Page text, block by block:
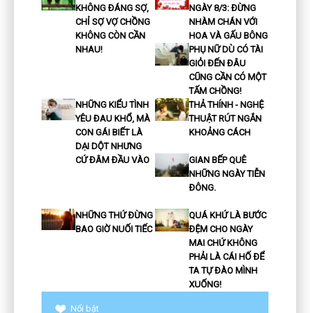
KHÔNG ĐÁNG SỢ,
CHỈ SỢ VỢ CHỒNG
KHÔNG CÒN CẦN
NHAU!
NGÀY 8/3: ĐỪNG
NHÀM CHÁN VỚI
HOA VÀ GẤU BÔNG
PHỤ NỮ DÙ CÓ TÀI
GIỎI ĐẾN ĐÂU
CŨNG CẦN CÓ MỘT
TẤM CHỒNG!
NHỮNG KIỂU TÌNH
YÊU ĐAU KHỔ, MÀ
CON GÁI BIẾT LÀ
DẠI DỘT NHƯNG
CỨ ĐÂM ĐẦU VÀO
THẢ THÍNH - NGHỆ
THUẬT RÚT NGẮN
KHOẢNG CÁCH
GIAN BẾP QUÊ
NHỮNG NGÀY TIỄN
ĐÔNG.
NHỮNG THỨ ĐỪNG
BAO GIỜ NUỐI TIẾC
QUÁ KHỨ LÀ BƯỚC
ĐỆM CHO NGÀY
MAI CHỨ KHÔNG
PHẢI LÀ CÁI HỐ ĐỂ
TA TỰ ĐÀO MÌNH
XUỐNG!
Nổi bật